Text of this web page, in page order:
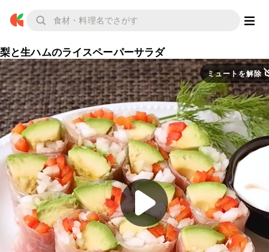
梨と生ハムのライスペーパーサラダ
ミュートを解除